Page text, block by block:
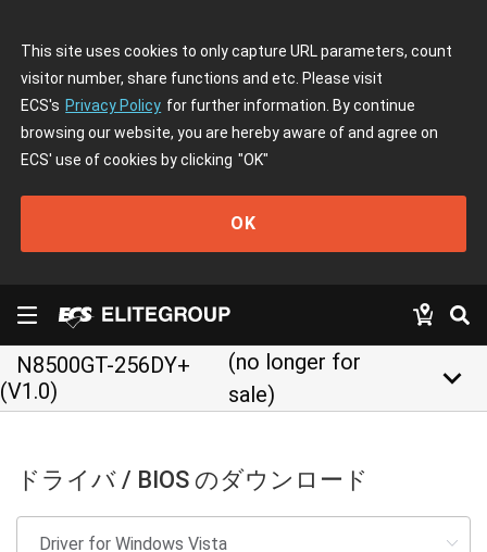
This site uses cookies to only capture URL parameters, count
visitor number, share functions and etc. Please visit
ECS's Privacy Policy for further information. By continue
browsing our website, you are hereby aware of and agree on
ECS' use of cookies by clicking "OK"
OK
N8500GT-256DY+
(V1.0)
(no longer for
sale)
keyboard_arrow_down
ドライバ / BIOS のダウンロード